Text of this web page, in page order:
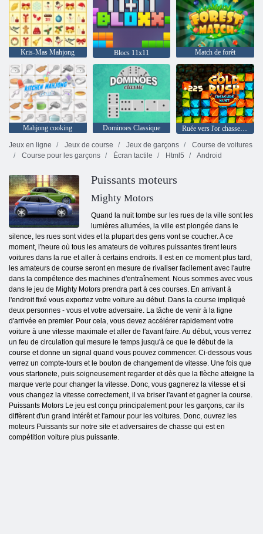
Kris-Mas Mahjong Blocs 11x11 Match de forêt
Mahjong cooking Dominoes Classique
Ruée vers l'or chasse au trésor
Jeux en ligne
Jeux de course Jeux de garçons
Course de voitures
Course pour les garçons
Écran tactile Html5 Android
Puissants moteurs
Mighty Motors
Quand la nuit tombe sur les rues de la ville sont les
lumières allumées, la ville est plongée dans le
silence, les rues sont vides et la plupart des gens vont se coucher. A ce
moment, l'heure où tous les amateurs de voitures puissantes tirent leurs
voitures dans la rue et aller à certains endroits. Il est en ce moment plus tard,
les amateurs de course seront en mesure de rivaliser facilement avec l'autre
dans la compétence des machines d'entraînement. Nous sommes avec vous
dans le jeu de Mighty Motors prendra part à ces courses. En arrivant à
l'endroit fixé vous exportez votre voiture au début. Dans la course impliqué
deux personnes - vous et votre adversaire. La tâche de venir à la ligne
d'arrivée en premier. Pour cela, vous devez accélérer rapidement votre
voiture à une vitesse maximale et aller de l'avant faire. Au début, vous verrez
un feu de circulation qui mesure le temps jusqu'à ce que le début de la
course et donne un signal quand vous pouvez commencer. Ci-dessous vous
verrez un compte-tours et le bouton de changement de vitesse. Une fois que
vous startonete, puis soigneusement regarder et dès que la flèche atteigne la
marque verte pour changer la vitesse. Donc, vous gagnerez la vitesse et si
vous changez la vitesse correctement, il va briser l'avant et gagner la course.
Puissants Motors Le jeu est conçu principalement pour les garçons, car ils
diffèrent d'un grand intérêt et l'amour pour les voitures. Donc, ouvrez les
moteurs Puissants sur notre site et adversaires de chasse qui est en
compétition voiture plus puissante.